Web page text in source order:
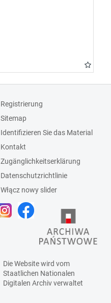
Registrierung
Sitemap
Identifizieren Sie das Material
Kontakt
Zugänglichkeitserklärung
Datenschutzrichtlinie
Włącz nowy slider
Die Website wird vom
Staatlichen Nationalen
Digitalen Archivverwaltet